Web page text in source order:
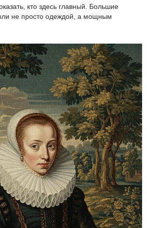
кто здесь главный. Большие
не просто одеждой, а мощным